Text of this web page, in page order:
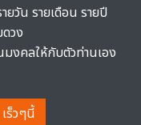
ยวัน รายเดือน รายปี
วง
มงคลให้กับตัวท่านเอง
ร็วๆนี้